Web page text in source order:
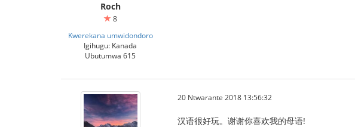
Roch
8
Kwerekana umwidondoro
Igihugu: Kanada
Ubutumwa 615
20 Ntwarante 2018 13:56:32
汉语很好玩。谢谢你喜欢我的母语!